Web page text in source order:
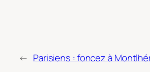
← Parisiens : foncez à